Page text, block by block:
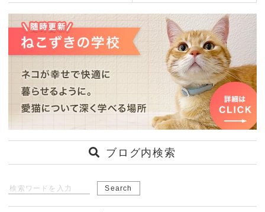
ブログ内検索